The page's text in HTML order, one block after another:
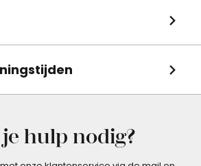
hulp nodig?